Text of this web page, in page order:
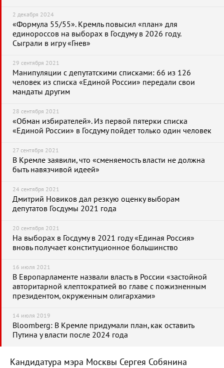
2 декабря 2024
«Формула 55/55». Кремль повысил «план» для
единороссов на выборах в Госдуму в 2026 году.
Сыграли в игру «Гнев»
29 сентября 2021
Манипуляции с депутатскими списками: 66 из 126
человек из списка «Единой России» передали свои
мандаты другим
28 сентября 2021
«Обман избирателей». Из первой пятерки списка
«Единой России» в Госдуму пойдет только один человек
27 сентября 2021
В Кремле заявили, что «сменяемость власти не должна
быть навязчивой идеей»
24 сентября 2021
Дмитрий Новиков дал резкую оценку выборам
депутатов Госдумы 2021 года
20 сентября 2021
На выборах в Госдуму в 2021 году «Единая Россия»
вновь получает конституционное большинство
16 июля 2021
В Европарламенте назвали власть в России «застойной
авторитарной клептократией во главе с пожизненным
президентом, окруженным олигархами»
14 июля 2019
Bloomberg: В Кремле придумали план, как оставить
Путина у власти после 2024 года
Кандидатура мэра Москвы Сергея Собянина